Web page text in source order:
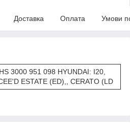
Доставка Оплата Умови
3000 951 098 HYUNDAI: I20,
ESTATE (ED),, CERATO (LD